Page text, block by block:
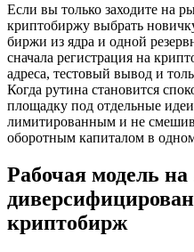
Если вы только заходите на
криптобиржу выбрать
биржи из ядра и одной
сначала регистрация на
адреса, тестовый вывод и
Когда рутина становится
площадку под отдельные
лимитированным и не
оборотным капиталом в
Рабочая модель на
криптобирж